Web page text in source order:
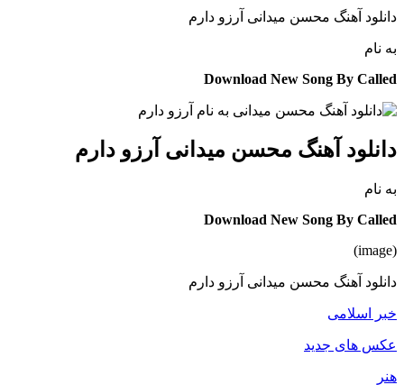
دانلود آهنگ محسن میدانی آرزو دارم
به نام
Download New Song By Called
دانلود آهنگ محسن میدانی آرزو دارم
به نام
Download New Song By Called
(image)
دانلود آهنگ محسن میدانی آرزو دارم
خبر اسلامی
عکس های جدید
هنر